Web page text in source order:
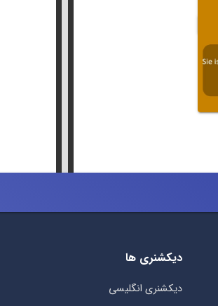
دیکشنری ها
دیکشنری انگلیسی